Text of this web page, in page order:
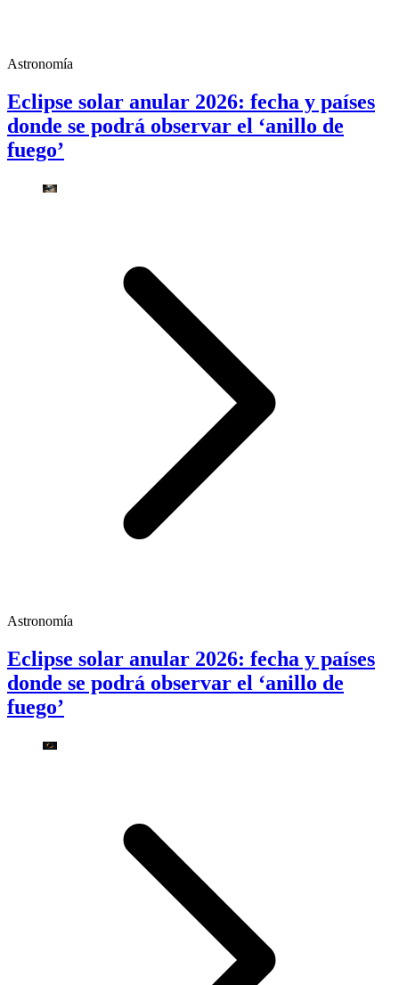
Astronomía
Eclipse solar anular 2026: fecha y países
donde se podrá observar el ‘anillo de
fuego’
Astronomía
Eclipse solar anular 2026: fecha y países
donde se podrá observar el ‘anillo de
fuego’